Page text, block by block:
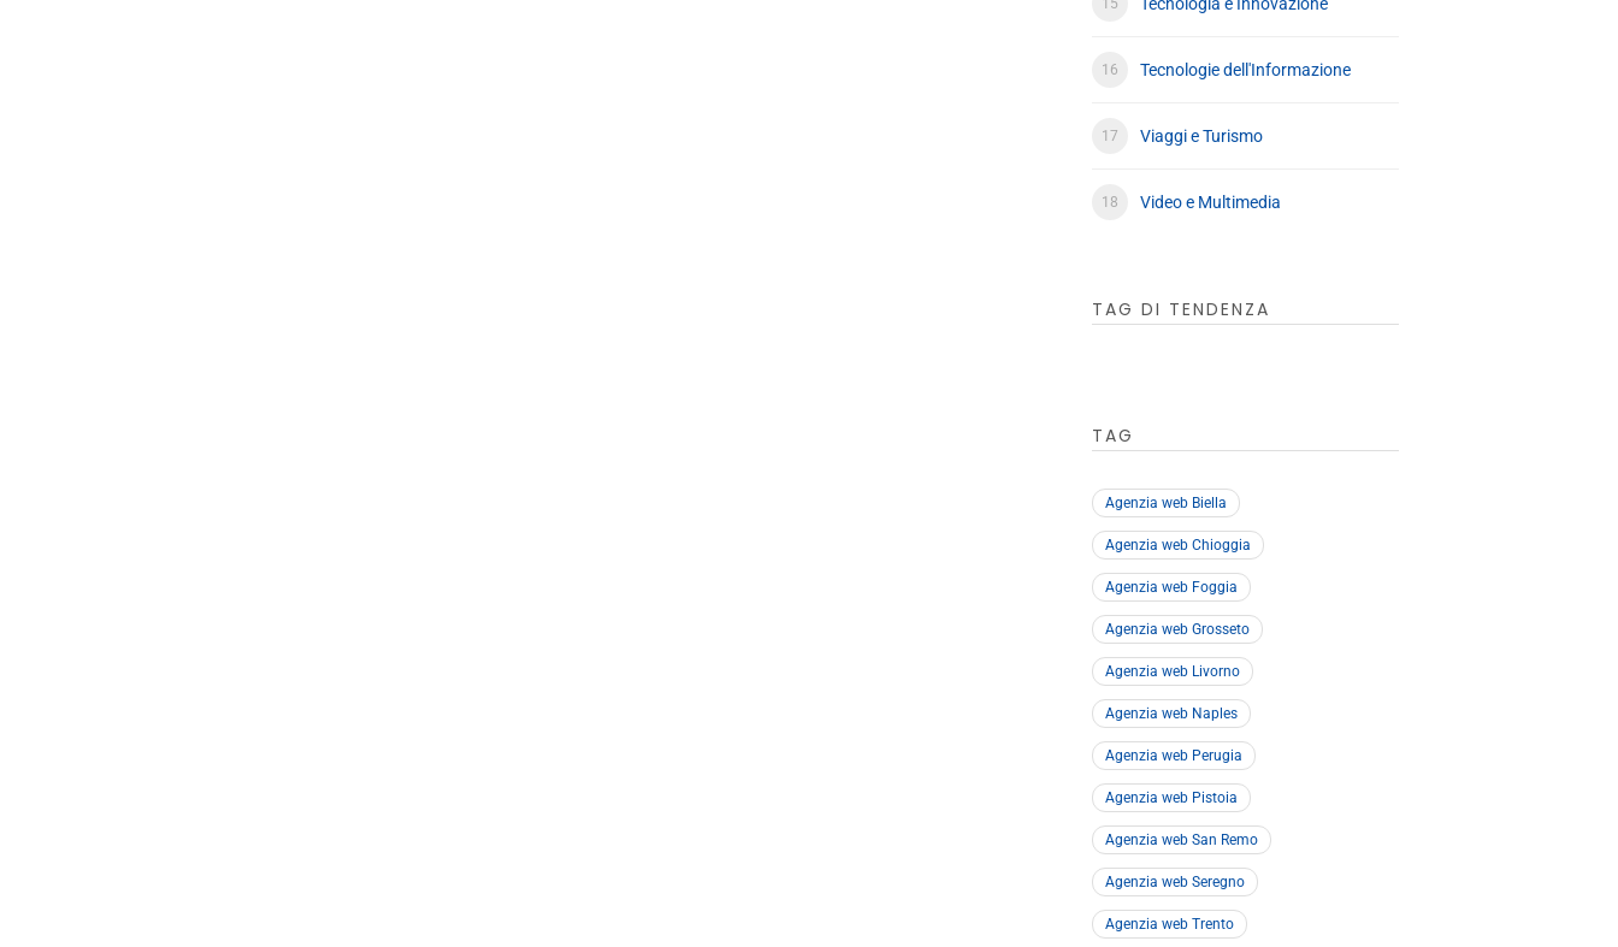
Tecnologie dell'Informazione
Viaggi e Turismo
Video e Multimedia
TAG DI TENDENZA
TAG
Agenzia web Biella
Agenzia web Chioggia
Agenzia web Foggia
Agenzia web Grosseto
Agenzia web Livorno
Agenzia web Naples
Agenzia web Perugia
Agenzia web Pistoia
Agenzia web San Remo
Agenzia web Seregno
Agenzia web Trento